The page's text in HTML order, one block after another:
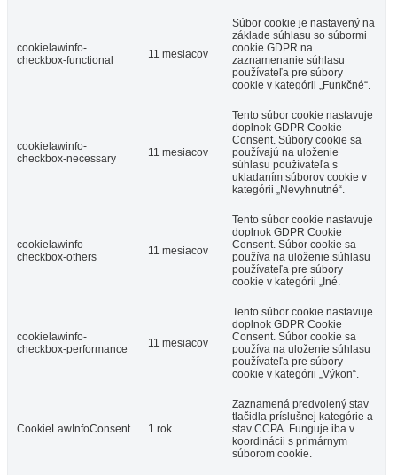
cookielawinfo-
checkbox-functional
11 mesiacov
Súbor cookie je nastavený na
základe súhlasu so súbormi
cookie GDPR na
zaznamenanie súhlasu
používateľa pre súbory
cookie v kategórii „Funkčné“.
cookielawinfo-
checkbox-necessary
11 mesiacov
Tento súbor cookie nastavuje
doplnok GDPR Cookie
Consent. Súbory cookie sa
používajú na uloženie
súhlasu používateľa s
ukladaním súborov cookie v
kategórii „Nevyhnutné“.
cookielawinfo-
checkbox-others
11 mesiacov
Tento súbor cookie nastavuje
doplnok GDPR Cookie
Consent. Súbor cookie sa
používa na uloženie súhlasu
používateľa pre súbory
cookie v kategórii „Iné.
cookielawinfo-
checkbox-performance
11 mesiacov
Tento súbor cookie nastavuje
doplnok GDPR Cookie
Consent. Súbor cookie sa
používa na uloženie súhlasu
používateľa pre súbory
cookie v kategórii „Výkon“.
CookieLawInfoConsent 1 rok
Zaznamená predvolený stav
tlačidla príslušnej kategórie a
stav CCPA. Funguje iba v
koordinácii s primárnym
súborom cookie.